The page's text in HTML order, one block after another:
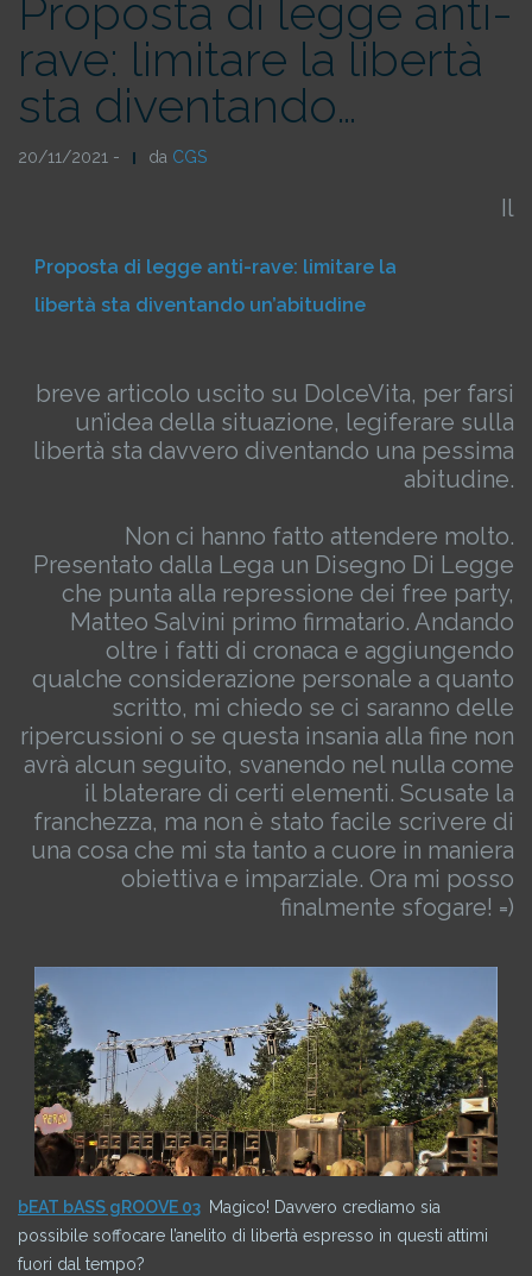
Proposta di legge anti-
rave: limitare la libertà
sta diventando…
20/11/2021 - da CGS
Proposta di legge anti-rave: limitare la
libertà sta diventando un’abitudine
Il
breve articolo uscito su DolceVita, per farsi
un’idea della situazione, legiferare sulla
libertà sta davvero diventando una pessima
abitudine.
Non ci hanno fatto attendere molto.
Presentato dalla Lega un Disegno Di Legge
che punta alla repressione dei free party,
Matteo Salvini primo firmatario. Andando
oltre i fatti di cronaca e aggiungendo
qualche considerazione personale a quanto
scritto, mi chiedo se ci saranno delle
ripercussioni o se questa insania alla fine non
avrà alcun seguito, svanendo nel nulla come
il blaterare di certi elementi. Scusate la
franchezza, ma non è stato facile scrivere di
una cosa che mi sta tanto a cuore in maniera
obiettiva e imparziale. Ora mi posso
finalmente sfogare! =)
bEAT bASS gROOVE 03 Magico! Davvero crediamo sia
possibile soffocare l’anelito di libertà espresso in questi attimi
fuori dal tempo?